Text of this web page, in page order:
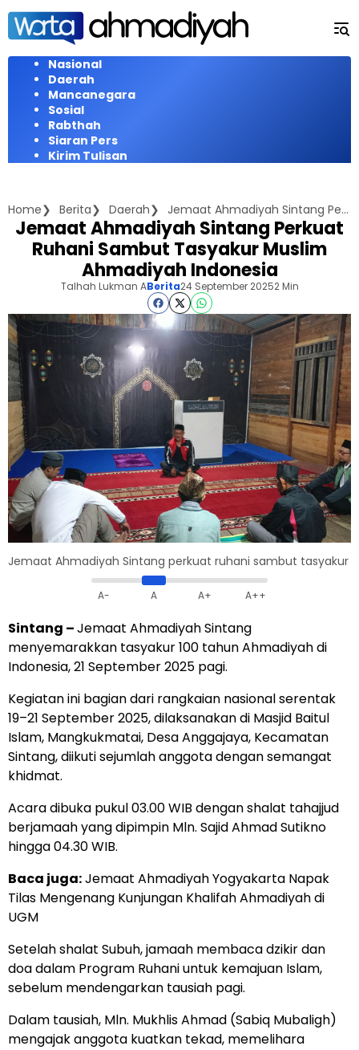
Langsung
konten
Nasional
Daerah
Mancanegara
Sosial
Rabthah
Siaran Pers
Kirim Tulisan
Home Berita Daerah Jemaat Ahmadiyah Sintang Perkuat Ruhani Sambut Tasyakur Muslim Ahmadiyah Indonesia
Jemaat Ahmadiyah Sintang Perkuat
Ruhani Sambut Tasyakur Muslim
Ahmadiyah Indonesia
Talhah Lukman ABerita24 September 20252 Min
Jemaat Ahmadiyah Sintang perkuat ruhani sambut tasyakur
A- A A+ A++
Sintang –Jemaat Ahmadiyah Sintang
menyemarakkan tasyakur 100 tahun Ahmadiyah di
Indonesia, 21 September 2025 pagi.
Kegiatan ini bagian dari rangkaian nasional serentak
19–21 September 2025, dilaksanakan di Masjid Baitul
Islam, Mangkukmatai, Desa Anggajaya, Kecamatan
Sintang, diikuti sejumlah anggota dengan semangat
khidmat.
Acara dibuka pukul 03.00 WIB dengan shalat tahajjud
berjamaah yang dipimpin Mln. Sajid Ahmad Sutikno
hingga 04.30 WIB.
Baca juga:Jemaat Ahmadiyah Yogyakarta Napak
Tilas Mengenang Kunjungan Khalifah Ahmadiyah di
UGM
Setelah shalat Subuh, jamaah membaca dzikir dan
doa dalam Program Ruhani untuk kemajuan Islam,
sebelum mendengarkan tausiah pagi.
Dalam tausiah, Mln. Mukhlis Ahmad (Sabiq Mubaligh)
mengajak anggota kuatkan tekad, memelihara